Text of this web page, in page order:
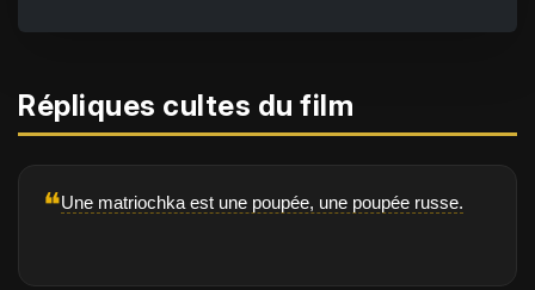
Répliques cultes du film
❝Une matriochka est une poupée, une poupée russe.